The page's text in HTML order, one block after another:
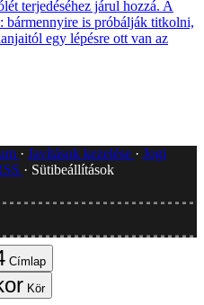
terjedéséhez járul hozzá. A
is próbálják titkolni,
egy lépésre ott van az
Javítások kezelése
Jogi
Sütibeállítások
Címlap
Kör